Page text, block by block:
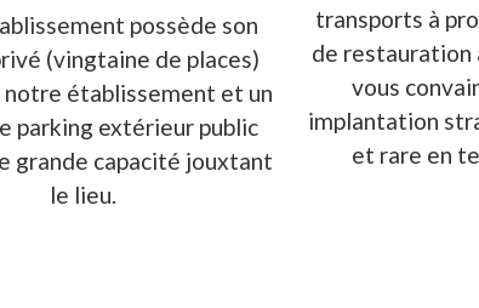
possède son
(vingtaine de places)
établissement et un
parking extérieur public
grande capacité jouxtant
le lieu.
transports à
de restauration
vous
implantation
et rare en